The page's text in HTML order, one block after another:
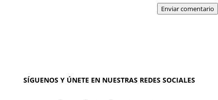
Enviar comentario
SÍGUENOS Y ÚNETE EN NUESTRAS REDES SOCIALES